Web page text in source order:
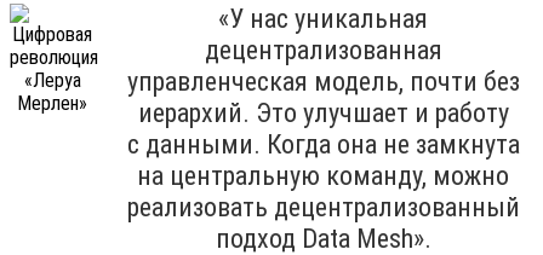
«У нас уникальная
децентрализованная
управленческая модель, почти без
иерархий. Это улучшает и работу
с данными. Когда она не замкнута
на центральную команду, можно
реализовать децентрализованный
подход Data Mesh».